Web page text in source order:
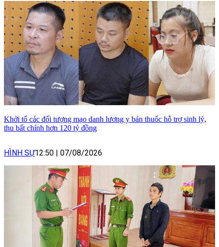
Khởi tố các đối tượng mạo danh lương y bán thuốc hỗ trợ sinh lý,
thu bất chính hơn 120 tỷ đồng
HÌNH SỰ12:50 | 07/08/2026